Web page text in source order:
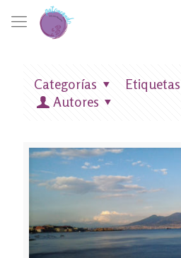
Categorías
Etiquetas
Autores